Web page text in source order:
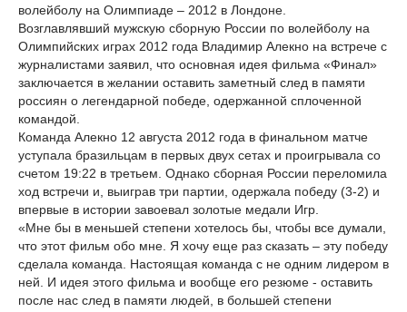
волейболу на Олимпиаде – 2012 в Лондоне.
Возглавлявший мужскую сборную России по волейболу на
Олимпийских играх 2012 года Владимир Алекно на встрече с
журналистами заявил, что основная идея фильма «Финал»
заключается в желании оставить заметный след в памяти
россиян о легендарной победе, одержанной сплоченной
командой.
Команда Алекно 12 августа 2012 года в финальном матче
уступала бразильцам в первых двух сетах и проигрывала со
счетом 19:22 в третьем. Однако сборная России переломила
ход встречи и, выиграв три партии, одержала победу (3-2) и
впервые в истории завоевал золотые медали Игр.
«Мне бы в меньшей степени хотелось бы, чтобы все думали,
что этот фильм обо мне. Я хочу еще раз сказать – эту победу
сделала команда. Настоящая команда с не одним лидером в
ней. И идея этого фильма и вообще его резюме - оставить
после нас след в памяти людей, в большей степени